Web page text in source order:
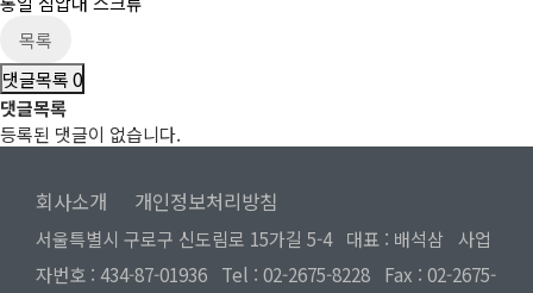
목록
댓글목록0
댓글목록
등록된 댓글이 없습니다.
회사소개 개인정보처리방침
서울특별시 구로구 신도림로 15가길 5-4 대표 : 배석삼 사업
자번호 : 434-87-01936 Tel : 02-2675-8228 Fax : 02-2675-